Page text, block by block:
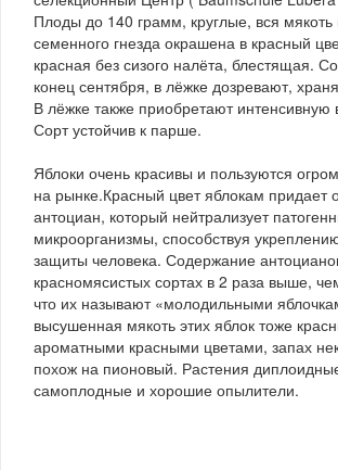
Плоды до 140 грамм, круглые, вся
семенного гнезда окрашена в красный
красная без сизого налёта, блестящая.
конец сентября, в лёжке дозревают,
В лёжке также приобретают интенсивную
Сорт устойчив к парше.
Яблоки очень красивы и пользуются
на рынке.Красный цвет яблокам придает
антоциан, который нейтрализует
микроорганизмы, способствуя
защиты человека. Содержание
красномясистых сортах в 2 раза выше,
что их называют «молодильными
высушенная мякоть этих яблок тоже
ароматными красными цветами, запах
похож на пионовый. Растения
самоплодные и хорошие опылители.